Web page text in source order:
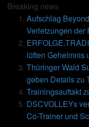
Breaking news
Aufschlag
Verletzungen der
lüften Geheimnis
Thüringer Wald
geben Details zu
Trainingsauftakt
DSCVOLLEYs
Co-Trainer und